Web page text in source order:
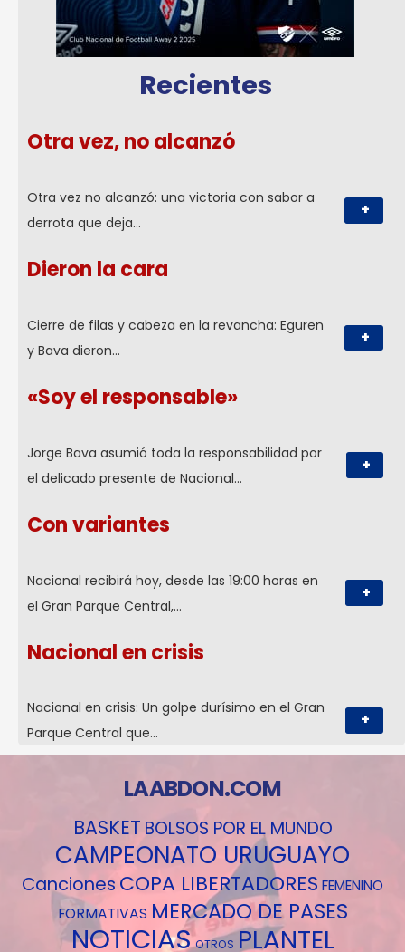
Recientes
Otra vez, no alcanzó
Otra vez no alcanzó: una victoria con sabor a
derrota que deja…
+
Dieron la cara
Cierre de filas y cabeza en la revancha: Eguren
y Bava dieron…
+
«Soy el responsable»
Jorge Bava asumió toda la responsabilidad por
el delicado presente de Nacional…
+
Con variantes
Nacional recibirá hoy, desde las 19:00 horas en
el Gran Parque Central,…
+
Nacional en crisis
Nacional en crisis: Un golpe durísimo en el Gran
Parque Central que…
+
LAABDON.COM
BASKET BOLSOS POR EL MUNDO
CAMPEONATO URUGUAYO
Canciones COPA LIBERTADORES FEMENINO
FORMATIVAS MERCADO DE PASES
NOTICIAS OTROS PLANTEL